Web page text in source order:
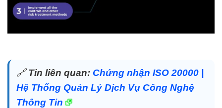
🔗Tin liên quan: Chứng nhận ISO 20000 |
Hệ Thống Quản Lý Dịch Vụ Công Nghệ
Thông Tin